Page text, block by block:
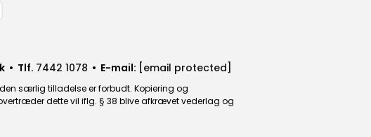
• Tlf. 7442 1078 • E-mail: [email protected]
særlig tilladelse er forbudt. Kopiering og
dette vil iflg. § 38 blive afkrævet vederlag og